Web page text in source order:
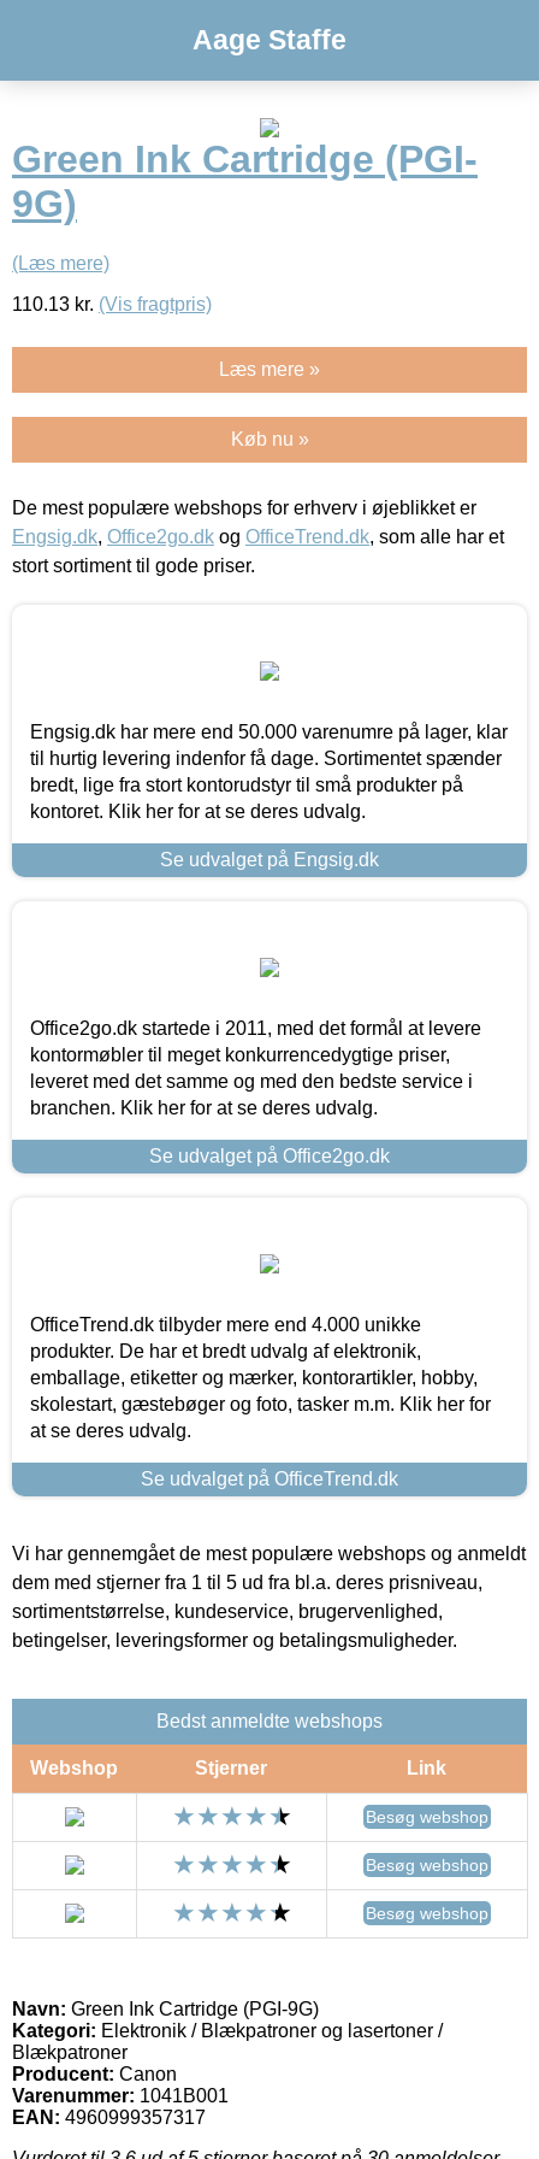
Aage Staffe
Green Ink Cartridge (PGI-
9G)
(Læs mere)
110.13 kr. (Vis fragtpris)
Læs mere »
Køb nu »
De mest populære webshops for erhverv i øjeblikket er
Engsig.dk, Office2go.dk og OfficeTrend.dk, som alle har et
stort sortiment til gode priser.
Engsig.dk har mere end 50.000 varenumre på lager, klar
til hurtig levering indenfor få dage. Sortimentet spænder
bredt, lige fra stort kontorudstyr til små produkter på
kontoret. Klik her for at se deres udvalg.
Se udvalget på Engsig.dk
Office2go.dk startede i 2011, med det formål at levere
kontormøbler til meget konkurrencedygtige priser,
leveret med det samme og med den bedste service i
branchen. Klik her for at se deres udvalg.
Se udvalget på Office2go.dk
OfficeTrend.dk tilbyder mere end 4.000 unikke
produkter. De har et bredt udvalg af elektronik,
emballage, etiketter og mærker, kontorartikler, hobby,
skolestart, gæstebøger og foto, tasker m.m. Klik her for
at se deres udvalg.
Se udvalget på OfficeTrend.dk
Vi har gennemgået de mest populære webshops og anmeldt
dem med stjerner fra 1 til 5 ud fra bl.a. deres prisniveau,
sortimentstørrelse, kundeservice, brugervenlighed,
betingelser, leveringsformer og betalingsmuligheder.
Bedst anmeldte webshops
Webshop Stjerner Link
Besøg webshop
Besøg webshop
Besøg webshop
Navn: Green Ink Cartridge (PGI-9G)
Kategori: Elektronik / Blækpatroner og lasertoner /
Blækpatroner
Producent: Canon
Varenummer: 1041B001
EAN: 4960999357317